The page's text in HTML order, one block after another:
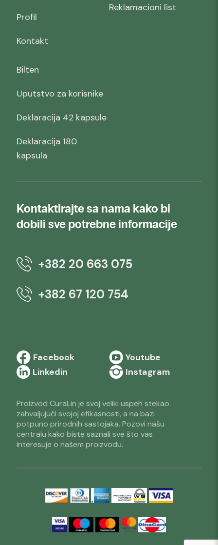
Profil
Kontakt
Reklamacioni list
Bilten
Uputstvo za korisnike
Deklaracija 42 kapsule
Deklaracija 180
kapsula
Kontaktirajte sa nama kako bi
dobili sve potrebne informacije
+382 20 663 075
+382 67 120 754
Proizvod CuraLin je svoj veliki uspeh stekao
zahvaljujući svojoj efikasnosti, a na bazi
potpuno prirodnih sastojaka. Pozovi našu
centralu kako biste saznali sve što vas
interesuje o našem proizvodu.
Facebook
Youtube
Linkedin
Instagram